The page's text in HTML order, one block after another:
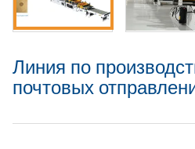
Линия по
почтовых